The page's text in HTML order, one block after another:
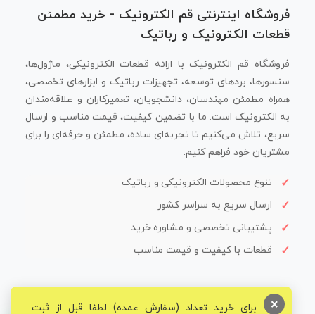
فروشگاه اینترنتی قم الکترونیک - خرید مطمئن
قطعات الکترونیک و رباتیک
فروشگاه قم الکترونیک با ارائه قطعات الکترونیکی، ماژول‌ها،
سنسورها، بردهای توسعه، تجهیزات رباتیک و ابزارهای تخصصی،
همراه مطمئن مهندسان، دانشجویان، تعمیرکاران و علاقه‌مندان
به الکترونیک است. ما با تضمین کیفیت، قیمت مناسب و ارسال
سریع، تلاش می‌کنیم تا تجربه‌ای ساده، مطمئن و حرفه‌ای را برای
مشتریان خود فراهم کنیم.
تنوع محصولات الکترونیکی و رباتیک
ارسال سریع به سراسر کشور
پشتیبانی تخصصی و مشاوره خرید
قطعات با کیفیت و قیمت مناسب
برای خرید تعداد (سفارش عمده) لطفا قبل از ثبت ×